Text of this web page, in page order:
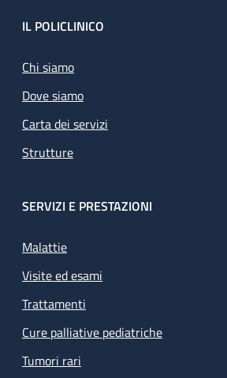
Footer
IL POLICLINICO
Chi siamo
Dove siamo
Carta dei servizi
Strutture
SERVIZI E PRESTAZIONI
Malattie
Visite ed esami
Trattamenti
Cure palliative pediatriche
Tumori rari